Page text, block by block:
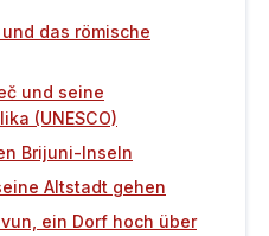
das römische
und seine
(UNESCO)
Brijuni-Inseln
Altstadt gehen
ein Dorf hoch über